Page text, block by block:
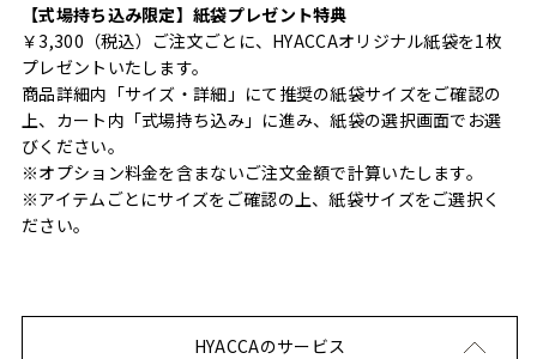
【式場持ち込み限定】紙袋プレゼント特典
￥3,300（税込）ご注文ごとに、HYACCAオリジナル紙袋を1枚
プレゼントいたします。
商品詳細内「サイズ・詳細」にて推奨の紙袋サイズをご確認の
上、カート内「式場持ち込み」に進み、紙袋の選択画面でお選
びください。
※オプション料金を含まないご注文金額で計算いたします。
※アイテムごとにサイズをご確認の上、紙袋サイズをご選択く
ださい。
HYACCAのサービス